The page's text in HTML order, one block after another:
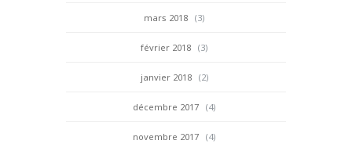
mars 2018 (3)
février 2018 (3)
janvier 2018 (2)
décembre 2017 (4)
novembre 2017 (4)